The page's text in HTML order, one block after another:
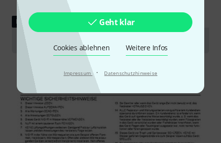
Geht klar
Cookies ablehnen Weitere Infos
Impressum · Datenschutzhinweise
DOWNLOAD
Bedienungsanleitung